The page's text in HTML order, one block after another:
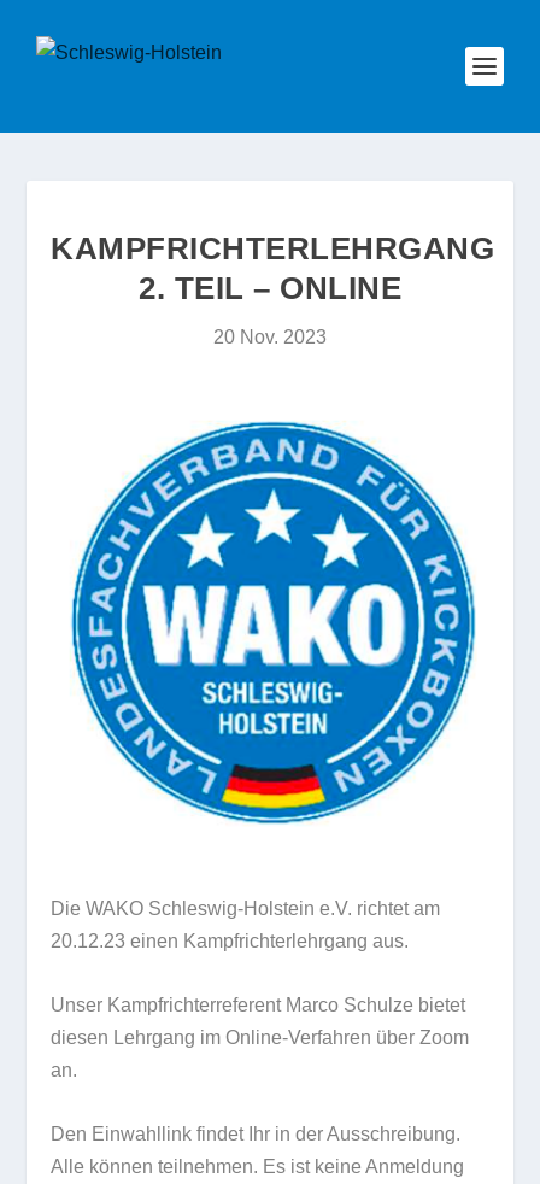
KAMPFRICHTERLEHRGANG
2. TEIL – ONLINE
20 Nov. 2023
Die WAKO Schleswig-Holstein e.V. richtet am
20.12.23 einen Kampfrichterlehrgang aus.
Unser Kampfrichterreferent Marco Schulze bietet
diesen Lehrgang im Online-Verfahren über Zoom
an.
Den Einwahllink findet Ihr in der Ausschreibung.
Alle können teilnehmen. Es ist keine Anmeldung